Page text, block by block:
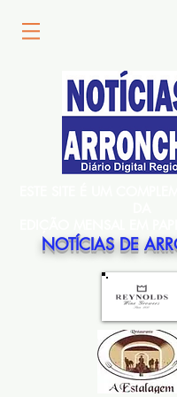
NOTÍCIAS DE